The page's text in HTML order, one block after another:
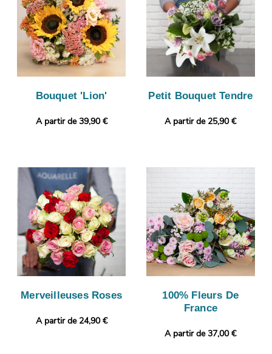
Bouquet 'Lion'
A partir de 39,90 €
Petit Bouquet Tendre
A partir de 25,90 €
Merveilleuses Roses
A partir de 24,90 €
100% Fleurs De
France
A partir de 37,00 €